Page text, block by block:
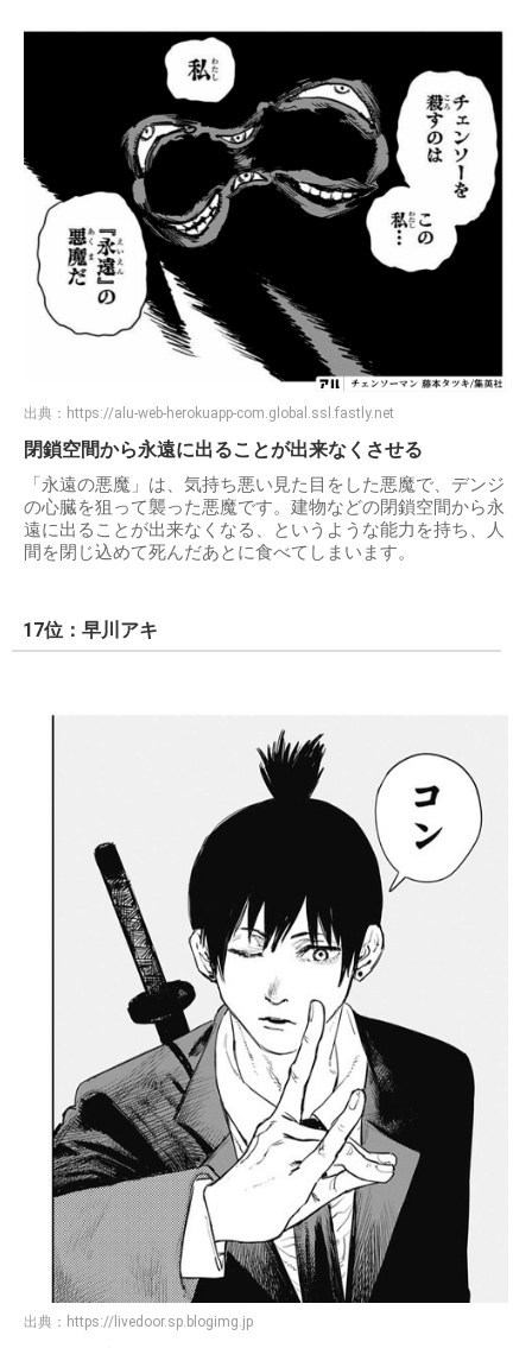
出典： https://alu-web-herokuapp-com.global.ssl.fastly.net
閉鎖空間から永遠に出ることが出来なくさせる
「永遠の悪魔」は、気持ち悪い見た目をした悪魔で、デンジ
の心臓を狙って襲った悪魔です。建物などの閉鎖空間から永
遠に出ることが出来なくなる、というような能力を持ち、人
間を閉じ込めて死んだあとに食べてしまいます。
17位：早川アキ
出典： https://livedoor.sp.blogimg.jp